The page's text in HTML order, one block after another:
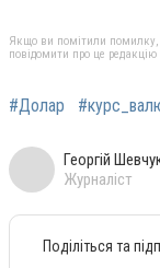
Якщо ви помітили помилку,
повідомити про це редакцію
#Долар
Георгій
Журналіст
Поділіться та